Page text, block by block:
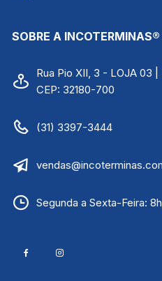
SOBRE A INCOTERMINAS®
Rua Pio XII, 3 - LOJA 03 |
CEP: 32180-700
(31) 3397-3444
Segunda a Sexta-Feira: